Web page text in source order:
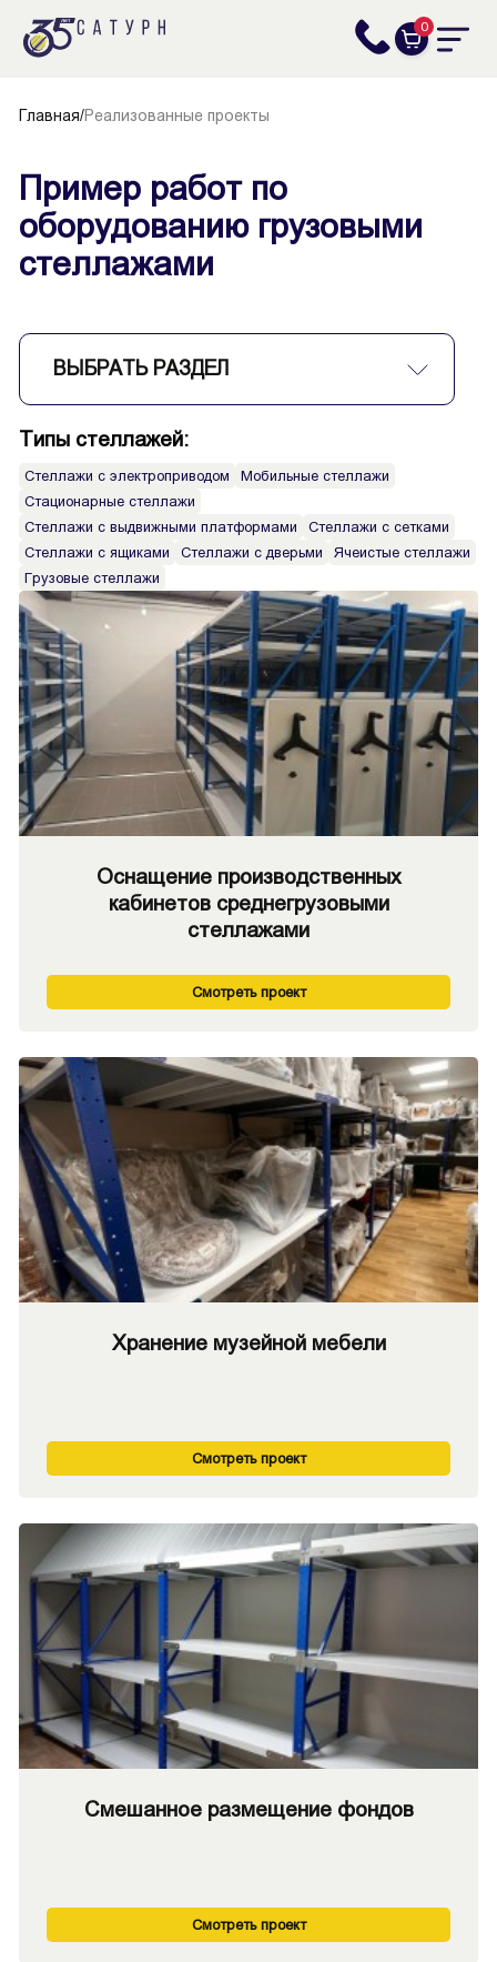
0
Главная/Реализованные проекты
Пример работ по
оборудованию грузовыми
стеллажами
ВЫБРАТЬ РАЗДЕЛ
Типы стеллажей:
Стеллажи с электроприводом
Мобильные стеллажи
Стационарные стеллажи
Стеллажи с выдвижными платформами
Стеллажи с сетками
Стеллажи с ящиками
Стеллажи с дверьми
Ячеистые стеллажи
Грузовые стеллажи
Оснащение производственных
кабинетов среднегрузовыми
стеллажами
Смотреть проект
Хранение музейной мебели
Смотреть проект
Смешанное размещение фондов
Смотреть проект